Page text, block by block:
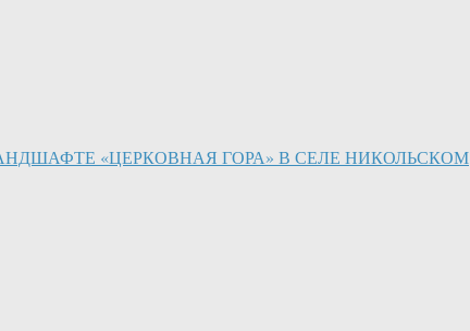
«ЦЕРКОВНАЯ ГОРА» В СЕЛЕ НИКОЛЬСКОМ